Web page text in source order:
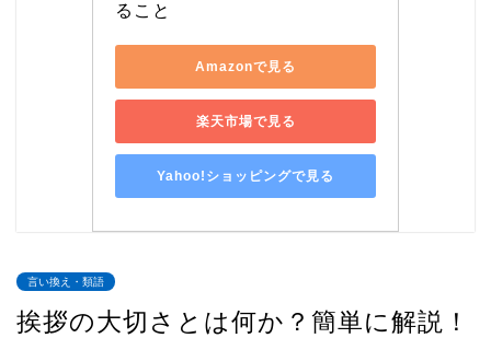
ること
Amazonで見る
楽天市場で見る
Yahoo!ショッピングで見る
言い換え・類語
挨拶の大切さとは何か？簡単に解説！